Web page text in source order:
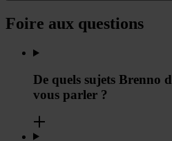
Foire aux questions
De quels sujets Brenno
vous parler ?